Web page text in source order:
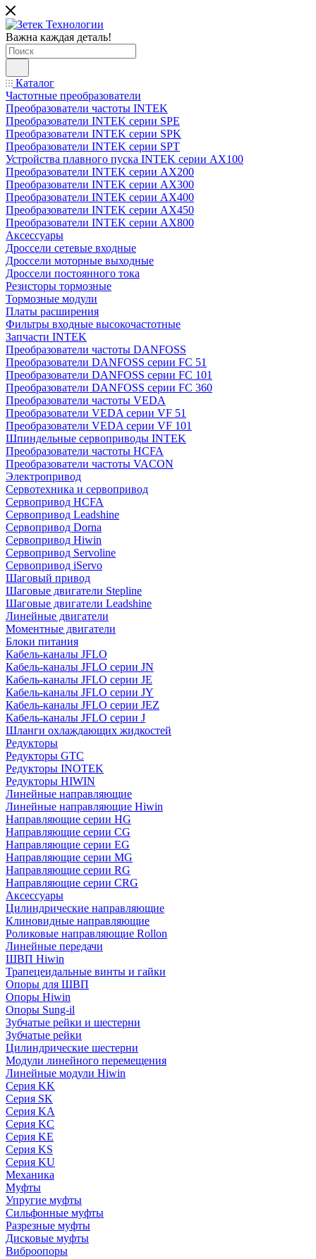
Важна каждая деталь!
Каталог
Частотные преобразователи
Преобразователи частоты INTEK
Преобразователи INTEK серии SPE
Преобразователи INTEK серии SPK
Преобразователи INTEK серии SPT
Устройства плавного пуска INTEK серии AX100
Преобразователи INTEK серии AX200
Преобразователи INTEK серии AX300
Преобразователи INTEK серии AX400
Преобразователи INTEK серии AX450
Преобразователи INTEK серии AX800
Аксессуары
Дроссели сетевые входные
Дроссели моторные выходные
Дроссели постоянного тока
Резисторы тормозные
Тормозные модули
Платы расширения
Фильтры входные высокочастотные
Запчасти INTEK
Преобразователи частоты DANFOSS
Преобразователи DANFOSS серии FC 51
Преобразователи DANFOSS серии FC 101
Преобразователи DANFOSS серии FC 360
Преобразователи частоты VEDA
Преобразователи VEDA серии VF 51
Преобразователи VEDA серии VF 101
Шпиндельные сервоприводы INTEK
Преобразователи частоты HCFA
Преобразователи частоты VACON
Электропривод
Сервотехника и сервопривод
Сервопривод HCFA
Сервопривод Leadshine
Сервопривод Dorna
Сервопривод Hiwin
Сервопривод Servoline
Сервопривод iServo
Шаговый привод
Шаговые двигатели Stepline
Шаговые двигатели Leadshine
Линейные двигатели
Моментные двигатели
Блоки питания
Кабель-каналы JFLO
Кабель-каналы JFLO серии JN
Кабель-каналы JFLO серии JE
Кабель-каналы JFLO серии JY
Кабель-каналы JFLO серии JEZ
Кабель-каналы JFLO серии J
Шланги охлаждающих жидкостей
Редукторы
Редукторы GTC
Редукторы INOTEK
Редукторы HIWIN
Линейные направляющие
Линейные направляющие Hiwin
Направляющие серии HG
Направляющие серии CG
Направляющие серии EG
Направляющие серии MG
Направляющие серии RG
Направляющие серии CRG
Аксессуары
Цилиндрические направляющие
Клиновидные направляющие
Роликовые направляющие Rollon
Линейные передачи
ШВП Hiwin
Трапецеидальные винты и гайки
Опоры для ШВП
Опоры Hiwin
Опоры Sung-il
Зубчатые рейки и шестерни
Зубчатые рейки
Цилиндрические шестерни
Модули линейного перемещения
Линейные модули Hiwin
Серия KK
Серия SK
Серия KA
Серия KC
Серия KE
Серия KS
Серия KU
Механика
Муфты
Упругие муфты
Сильфонные муфты
Разрезные муфты
Дисковые муфты
Виброопоры